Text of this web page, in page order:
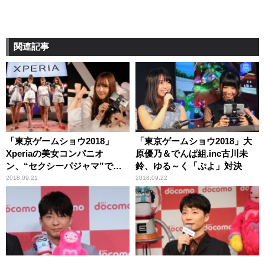
関連記事
「東京ゲームショウ2018」
Xperiaの美女コンパニオ
ン、“セクシーパジャマ”で大
サービス
2018.09.21
「東京ゲームショウ2018」大
原優乃＆でんぱ組.inc古川未
鈴、ゆる～く「ぷよ」対決
2018.09.22